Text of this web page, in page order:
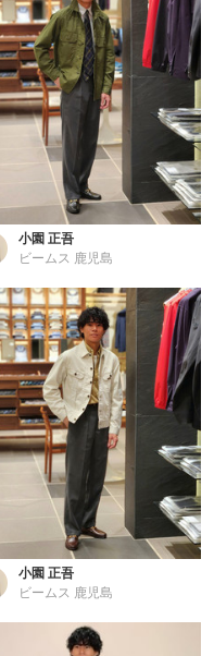
小園 正吾
ビームス 鹿児島
小園 正吾
ビームス 鹿児島